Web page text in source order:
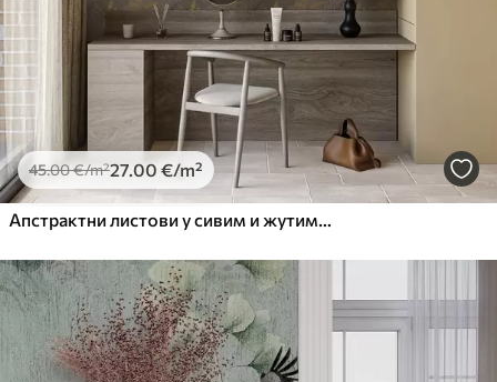
45.00€/m²27.00 €/m²
Апстрактни листови у сивим и жутим тоновима